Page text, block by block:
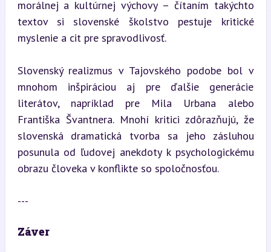
morálnej a kultúrnej výchovy – čítaním takýchto
textov si slovenské školstvo pestuje kritické
myslenie a cit pre spravodlivosť.
Slovenský realizmus v Tajovského podobe bol v
mnohom inšpiráciou aj pre ďalšie generácie
literátov, napríklad pre Mila Urbana alebo
Františka Švantnera. Mnohí kritici zdôrazňujú, že
slovenská dramatická tvorba sa jeho zásluhou
posunula od ľudovej anekdoty k psychologickému
obrazu človeka v konflikte so spoločnosťou.
---
Záver